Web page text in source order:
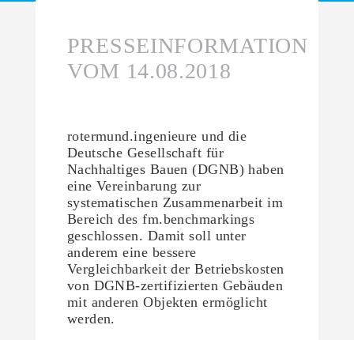
PRESSEINFORMATION
VOM 14.08.2018
rotermund.ingenieure und die
Deutsche Gesellschaft für
Nachhaltiges Bauen (DGNB) haben
eine Vereinbarung zur
systematischen Zusammenarbeit im
Bereich des fm.benchmarkings
geschlossen. Damit soll unter
anderem eine bessere
Vergleichbarkeit der Betriebskosten
von DGNB-zertifizierten Gebäuden
mit anderen Objekten ermöglicht
werden.